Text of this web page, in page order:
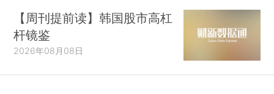
【周刊提前读】韩国股市高杠
杆镜鉴
2026年08月08日